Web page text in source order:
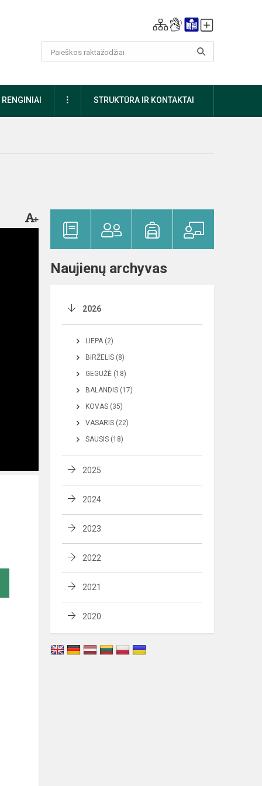
RENGINIAI DAUGIAUSTRUKTŪRA IR KONTAKTAI
Naujienų archyvas
2026
LIEPA (2)
BIRŽELIS (8)
GEGUŽĖ (18)
BALANDIS (17)
KOVAS (35)
VASARIS (22)
SAUSIS (18)
2025
2024
2023
2022
2021
2020